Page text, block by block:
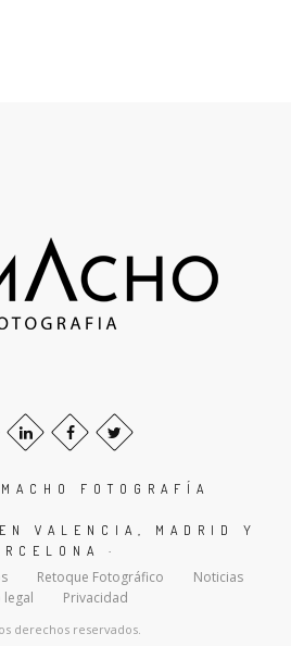
FOTOGRAFÍA
VALENCIA, MADRID Y
·
Retoque Fotográfico
Noticias
legal
Privacidad
derechos reservados.